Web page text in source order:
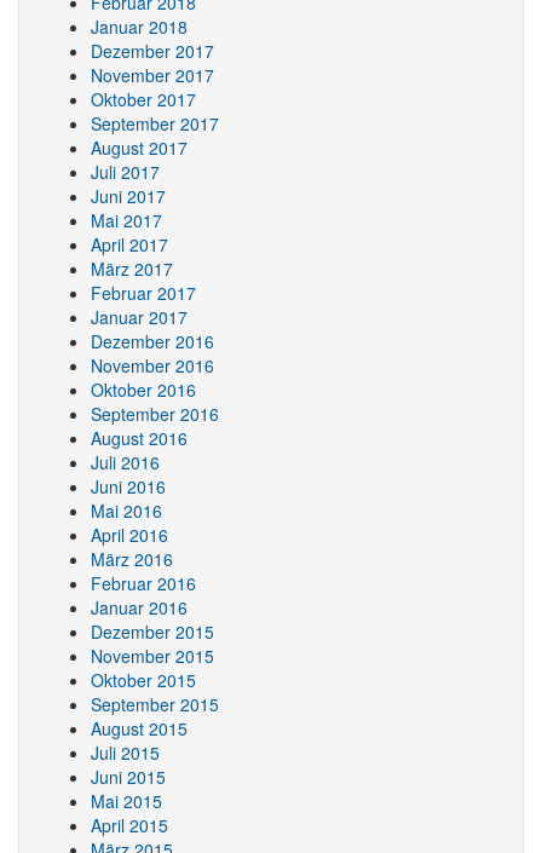
Januar 2018
Dezember 2017
November 2017
Oktober 2017
September 2017
August 2017
Juli 2017
Juni 2017
Mai 2017
April 2017
März 2017
Februar 2017
Januar 2017
Dezember 2016
November 2016
Oktober 2016
September 2016
August 2016
Juli 2016
Juni 2016
Mai 2016
April 2016
März 2016
Februar 2016
Januar 2016
Dezember 2015
November 2015
Oktober 2015
September 2015
August 2015
Juli 2015
Juni 2015
Mai 2015
April 2015